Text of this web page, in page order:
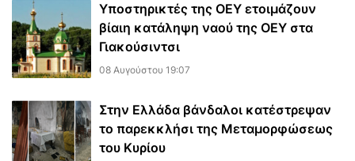
Υποστηρικτές της ΟΕΥ ετοιμάζουν
βίαιη κατάληψη ναού της ΟΕΥ στα
Γιακούσιντσι
08 Αυγούστου 19:07
Στην Ελλάδα βάνδαλοι κατέστρεψαν
το παρεκκλήσι της Μεταμορφώσεως
του Κυρίου